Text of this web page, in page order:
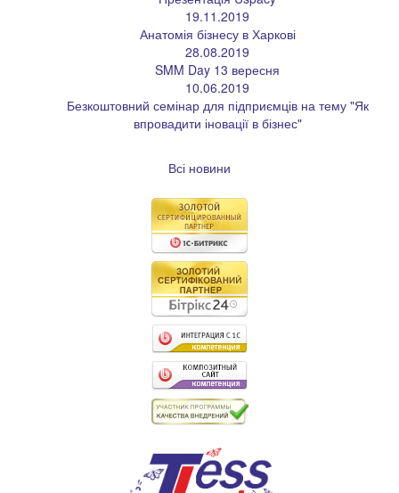
19.11.2019
Анатомія бізнесу в Харкові
28.08.2019
SMM Day 13 вересня
10.06.2019
Безкоштовний семінар для підприємців на тему "Як
впровадити іновації в бізнес"
Всі новини